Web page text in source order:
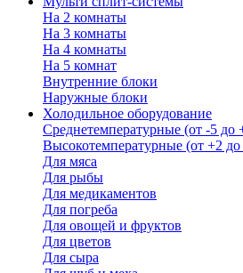
На 2 комнаты
На 3 комнаты
На 4 комнаты
На 5 комнат
Внутренние блоки
Наружные блоки
Холодильное оборудование
Среднетемпературные (от -5 до
Высокотемпературные (от +2
Для мяса
Для рыбы
Для медикаментов
Для погреба
Для овощей и фруктов
Для цветов
Для сыра